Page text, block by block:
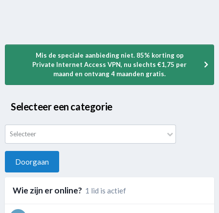
Mis de speciale aanbieding niet. 85% korting op
Private Internet Access VPN, nu slechts €1,75 per
maand en ontvang 4 maanden gratis.
Selecteer een categorie
Selecteer
Doorgaan
Wie zijn er online? 1 lid is actief